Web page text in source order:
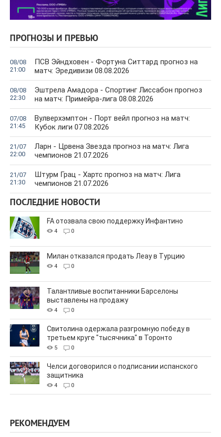
ПРОГНОЗЫ И ПРЕВЬЮ
08/08
21:00
ПСВ Эйндховен - Фортуна Ситтард прогноз на
матч: Эредивизи 08.08.2026
08/08
22:30
Эштрела Амадора - Спортинг Лиссабон прогноз
на матч: Примейра-лига 08.08.2026
07/08
21:45
Вулверхэмптон - Порт вейл прогноз на матч:
Кубок лиги 07.08.2026
21/07
22:00
Ларн - Црвена Звезда прогноз на матч: Лига
чемпионов 21.07.2026
21/07
21:30
Штурм Грац - Хартс прогноз на матч: Лига
чемпионов 21.07.2026
ПОСЛЕДНИЕ НОВОСТИ
FA отозвала свою поддержку Инфантино
4 0
Милан отказался продать Леау в Турцию
4 0
Талантливые воспитанники Барселоны
выставлены на продажу
4 0
Свитолина одержала разгромную победу в
третьем круге "тысячника" в Торонто
5 0
Челси договорился о подписании испанского
защитника
4 0
РЕКОМЕНДУЕМ